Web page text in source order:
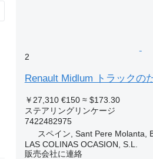
2
Renault Midlum トラックの
￥27,310 €150 ≈ $173.30
ステアリングリンケージ
7422482975
スペイン, Sant Pere Molanta,
LAS COLINAS OCASION, S.L.
販売会社に連絡